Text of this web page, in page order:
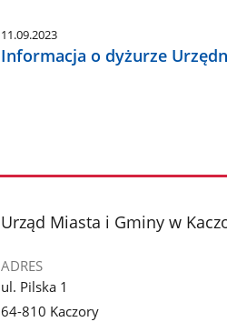
11.09.2023
Informacja o dyżurze
stopka
Urząd Miasta i Gminy w
ADRES
ul. Pilska 1
64-810 Kaczory